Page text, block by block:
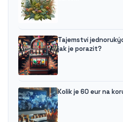
Tajemství
jak je porazit?
Kolik je 60 eur na